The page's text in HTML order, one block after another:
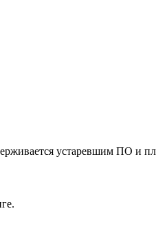
устаревшим ПО и